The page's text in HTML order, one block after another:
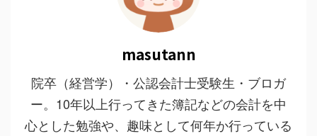
masutann
院卒（経営学）・公認会計士受験生・ブロガ
ー。10年以上行ってきた簿記などの会計を中
心とした勉強や、趣味として何年か行っている